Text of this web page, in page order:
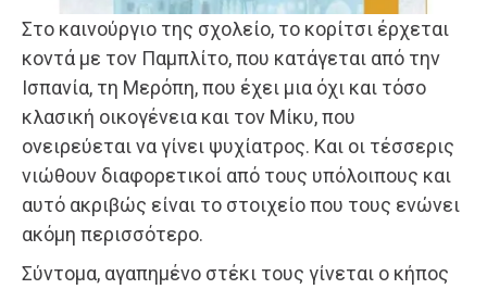
Στο καινούργιο της σχολείο, το κορίτσι έρχεται
κοντά με τον Παμπλίτο, που κατάγεται από την
Ισπανία, τη Μερόπη, που έχει μια όχι και τόσο
κλασική οικογένεια και τον Μίκυ, που
ονειρεύεται να γίνει ψυχίατρος. Και οι τέσσερις
νιώθουν διαφορετικοί από τους υπόλοιπους και
αυτό ακριβώς είναι το στοιχείο που τους ενώνει
ακόμη περισσότερο.
Σύντομα, αγαπημένο στέκι τους γίνεται ο κήπος